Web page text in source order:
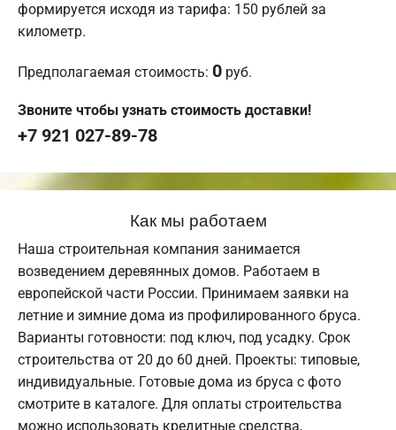
формируется исходя из тарифа: 150 рублей за
километр.
Предполагаемая стоимость: 0 руб.
Звоните чтобы узнать стоимость доставки!
+7 921 027-89-78
Как мы работаем
Наша строительная компания занимается
возведением деревянных домов. Работаем в
европейской части России. Принимаем заявки на
летние и зимние дома из профилированного бруса.
Варианты готовности: под ключ, под усадку. Срок
строительства от 20 до 60 дней. Проекты: типовые,
индивидуальные. Готовые дома из бруса с фото
смотрите в каталоге. Для оплаты строительства
можно использовать кредитные средства,